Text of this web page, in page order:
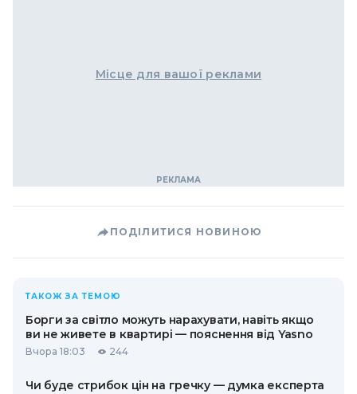
Місце для вашої реклами
ПОДІЛИТИСЯ НОВИНОЮ
ТАКОЖ ЗА ТЕМОЮ
Борги за світло можуть нарахувати, навіть якщо
ви не живете в квартирі — пояснення від Yasno
Вчора 18:03 244
Чи буде стрибок цін на гречку — думка експерта